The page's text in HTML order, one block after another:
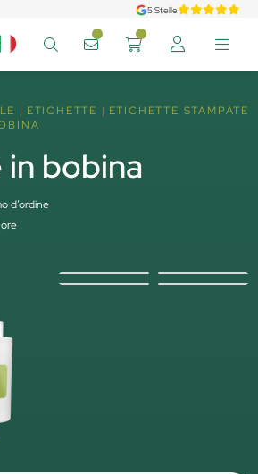
5 Stelle
ETICHETTE
ETICHETTE STAMPATE
bobina
d’ordine